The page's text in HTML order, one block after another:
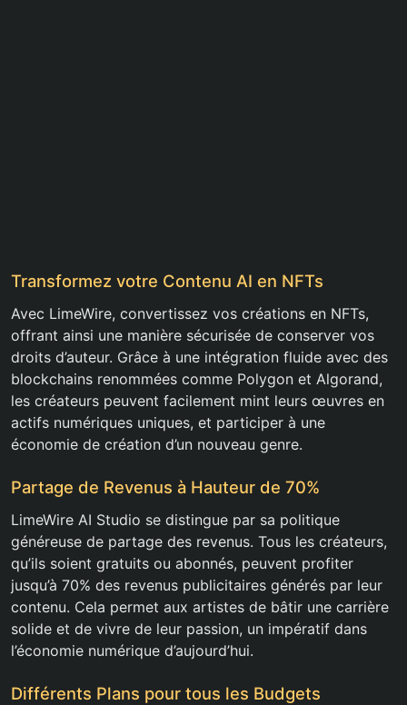
Transformez votre Contenu AI en NFTs
Avec LimeWire, convertissez vos créations en NFTs,
offrant ainsi une manière sécurisée de conserver vos
droits d’auteur. Grâce à une intégration fluide avec des
blockchains renommées comme Polygon et Algorand,
les créateurs peuvent facilement mint leurs œuvres en
actifs numériques uniques, et participer à une
économie de création d’un nouveau genre.
Partage de Revenus à Hauteur de 70%
LimeWire AI Studio se distingue par sa politique
généreuse de partage des revenus. Tous les créateurs,
qu’ils soient gratuits ou abonnés, peuvent profiter
jusqu’à 70% des revenus publicitaires générés par leur
contenu. Cela permet aux artistes de bâtir une carrière
solide et de vivre de leur passion, un impératif dans
l’économie numérique d’aujourd’hui.
Différents Plans pour tous les Budgets